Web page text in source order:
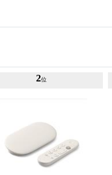
2位